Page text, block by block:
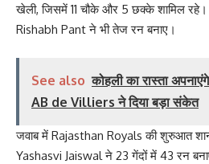
खेली, जिसमें 11 चौके और 5 छक्के शामिल
Rishabh Pant ने भी तेज रन बनाए।
See also कोहली का रास्ता
AB de Villiers ने दिया बड़ा संकेत
जवाब में Rajasthan Royals की शुरुआत
Yashasvi Jaiswal ने 23 गेंदों में 43 रन